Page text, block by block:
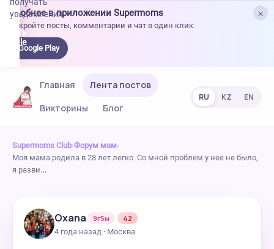
×
Удобнее в приложении Supermoms
Откройте посты, комментарии и чат в один клик.
Google Play
уведомления.
Главная
Лента постов
Викторины
Блог
RU KZ EN
Supermoms Club›Форум мам›
Моя мама родила в 28 лет легко. Со мной проблем у нее не было,
я разви…
Oxana 9г5м
42
4 года назад · Москва